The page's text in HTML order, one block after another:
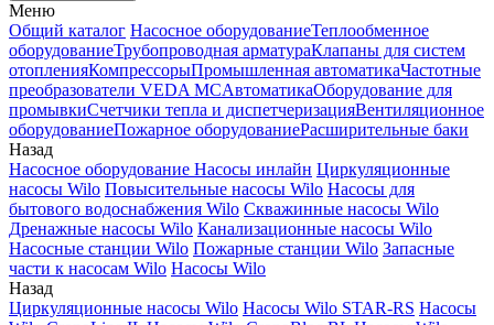
Меню
Общий каталог Насосное оборудованиеТеплообменное
оборудованиеТрубопроводная арматураКлапаны для систем
отопленияКомпрессорыПромышленная автоматикаЧастотные
преобразователи VEDA MCАвтоматикаОборудование для
промывкиСчетчики тепла и диспетчеризацияВентиляционное
оборудованиеПожарное оборудованиеРасширительные баки
Назад
Насосное оборудование Насосы инлайн Циркуляционные
насосы Wilo Повысительные насосы Wilo Насосы для
бытового водоснабжения Wilo Скважинные насосы Wilo
Дренажные насосы Wilo Канализационные насосы Wilo
Насосные станции Wilo Пожарные станции Wilo Запасные
части к насосам Wilo Насосы Wilo
Назад
Циркуляционные насосы Wilo Насосы Wilo STAR-RS Насосы